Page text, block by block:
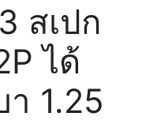
สเปก
ได้
า 1.25